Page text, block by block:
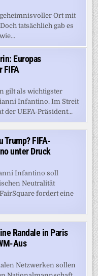
Ort mit
tatsächlich gab es
Europas
FIFA
gilt als wichtigster
Infantino. Im Streit
der UEFA-Präsident...
Trump? FIFA-
unter Druck
Infantino soll
Neutralität
fordert eine
Randale in Paris
Aus
Netzwerken sollen